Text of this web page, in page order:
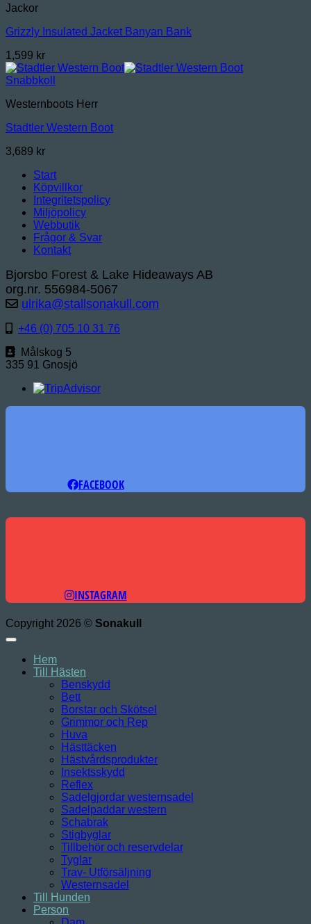
Jackor
Grizzly Insulated Jacket Banyan Bank
1,599 kr
Snabbkoll
Westernboots Herr
Stadtler Western Boot
3,689 kr
Start
Köpvillkor
Integritetspolicy
Miljöpolicy
Webbutik
Frågor & Svar
Kontakt
Bjorsbo Forest & Lake Hideaways AB
org.nr. 556984-5067
ulrika@stallsonakull.com
+46 (0) 705 10 31 76
Målskog 5
335 91 Gnosjö
FACEBOOK
INSTAGRAM
Copyright 2026 © Sonakull
Hem
Till Hästen
Benskydd
Bett
Borstar och Skötsel
Grimmor och Rep
Huva
Hästtäcken
Hästvårdsprodukter
Insektsskydd
Reflex
Sadelgjordar westernsadel
Sadelpaddar western
Schabrak
Stigbyglar
Tillbehör och reservdelar
Tyglar
Trav- Utförsäljning
Westernsadel
Till Hunden
Person